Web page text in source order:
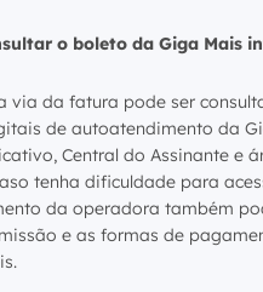
o boleto da Giga Mais
via da fatura pode ser
de autoatendimento da
Central do Assinante e
tenha dificuldade para
da operadora também
e as formas de